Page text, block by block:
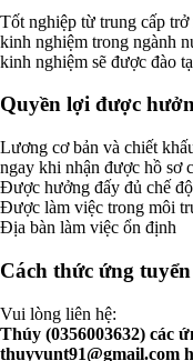
Tốt nghiệp từ trung cấp
kinh nghiệm trong ngành
kinh nghiệm sẽ được đào
Quyền lợi được
Lương cơ bản và chiết
ngay khi nhận được hồ sơ
Được hưởng đấy đủ chế
Được làm việc trong môi
Địa bàn làm việc ổn định
Cách thức ứng tuyển
Vui lòng liên hệ:
Thúy (0356003632) các
thuyvunt91@gmail.com